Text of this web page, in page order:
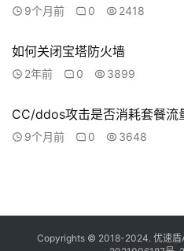
9个月前 0 2418
如何关闭宝塔防火墙
2年前 0 3899
CC/ddos攻击是否消耗套餐流
9个月前 0 3648
Copyrights © 2018-2024. 优速盾